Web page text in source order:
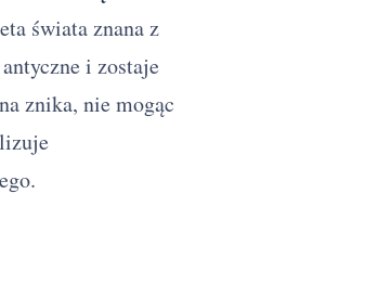
świata znana z
i zostaje
znika, nie mogąc